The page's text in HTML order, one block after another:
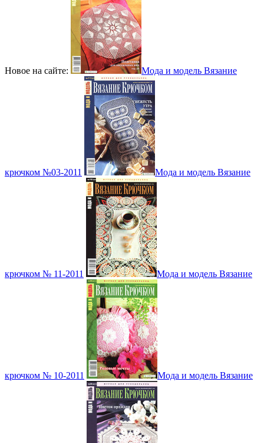
Новое на сайте: Мода и модель Вязание
крючком №03-2011 Мода и модель Вязание
крючком № 11-2011 Мода и модель Вязание
крючком № 10-2011 Мода и модель Вязание